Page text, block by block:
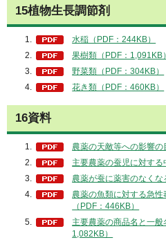
15植物生長調節剤
水稲（PDF：244KB）
果樹類（PDF：1,091KB）
野菜類（PDF：304KB）
花き類（PDF：460KB）
16資料
農薬の天敵等への影響の
主要農薬の蚕児に対する
農薬が蚕に薬害のなくな
農薬の魚類に対する急性
（PDF：446KB）
主要農薬の商品名と一般
1,082KB）